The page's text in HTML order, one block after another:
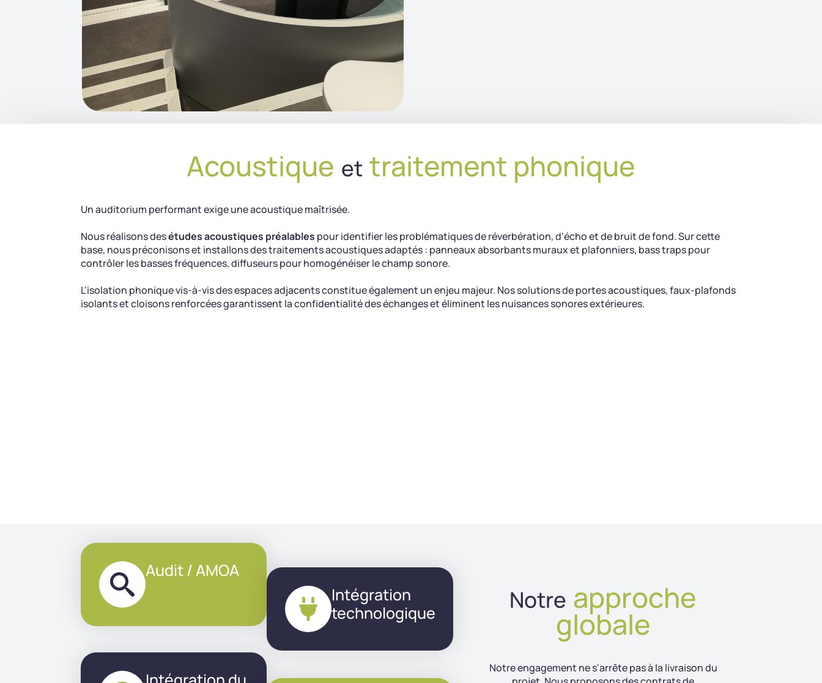
Acoustique et traitement phonique
Un auditorium performant exige une acoustique maîtrisée.
Nous réalisons desétudes acoustiques préalables pour identifier les problématiques de réverbération, d'écho et de bruit de fond. Sur cette
base, nous préconisons et installons des traitements acoustiques adaptés : panneaux absorbants muraux et plafonniers, bass traps pour
contrôler les basses fréquences, diffuseurs pour homogénéiser le champ sonore.
L'isolation phonique vis-à-vis des espaces adjacents constitue également un enjeu majeur. Nos solutions de portes acoustiques, faux-plafonds
isolants et cloisons renforcées garantissent la confidentialité des échanges et éliminent les nuisances sonores extérieures.
Audit / AMOA
Intégration
technologique
Notre approche
globale
Notre engagement ne s'arrête pas à la livraison du